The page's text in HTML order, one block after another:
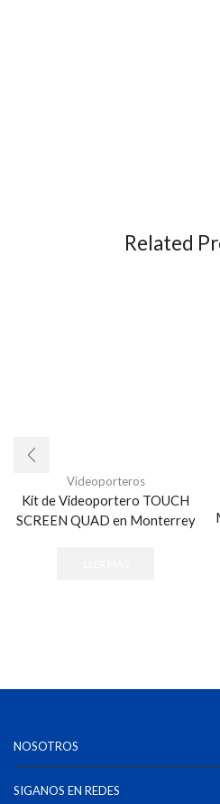
Related
Videoporteros
Kit de Videoportero TOUCH
SCREEN QUAD en Monterrey
NOSOTROS
SIGANOS EN REDES